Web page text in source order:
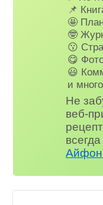
📌
🤩
🤓
😗
😋
😃
и
Не
веб-
Айфон